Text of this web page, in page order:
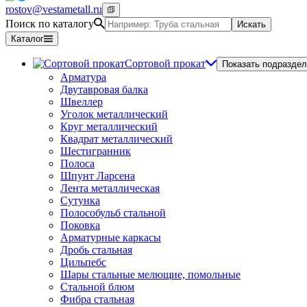
rostov@vestametall.ru
Поиск по каталогу
Искать
Каталог
Сортовой прокат Показать
Арматура
Двутавровая балка
Швеллер
Уголок металлический
Круг металлический
Квадрат металлический
Шестигранник
Полоса
Шпунт Ларсена
Лента металлическая
Сутунка
Полособульб стальной
Поковка
Арматурные каркасы
Дробь стальная
Цильпебс
Шары стальные мелющие, помольные
Стальной блюм
Фибра стальная